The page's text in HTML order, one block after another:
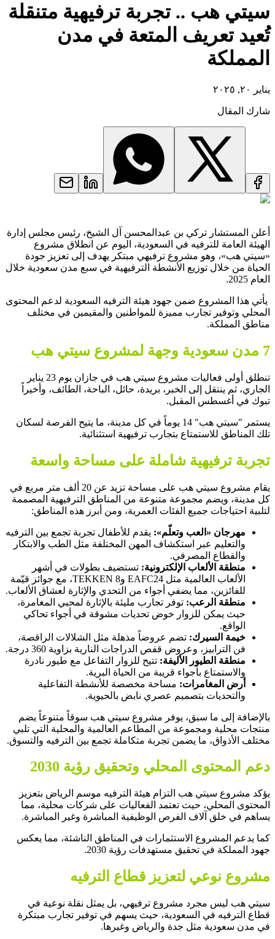
سيتي هب .. تجربة ترفيهية متنقلة
تُعيد تعريف المتعة في مدن
المملكة
يناير ٢٠, ٢٠٢٥
شارك المقال
أعلن المستشار تركي بن عبدالمحسن آل الشيخ، رئيس مجلس إدارة
الهيئة العامة للترفيه في السعودية، اليوم عن انطلاق مشروع
«سيتي هب»، وهو مشروع ترفيهي مبتكر يهدف إلى تعزيز جودة
الحياة من خلال توزيع الأنشطة الترفيهية في سبع مدن سعودية خلال
العام 2025.
يأتي هذا المشروع ضمن جهود هيئة الترفيه السعودية لدعم المحتوى
المحلي وتوفير تجارب مميزة للمواطنين والمقيمين في مختلف
مناطق المملكة.
7 مدن سعودية وجهة لمشروع سيتي هب
تنطلق أولى فعاليات مشروع سيتي هب في جازان يوم 23 يناير
الجاري، ثم ينتقل إلى الخبر، بريدة، حائل، الباحة، الطائف، وأخيراً
تبوك في أغسطس المقبل.
يستمر "سيتي هب" 14 يوماً في كل مدينة، ما يتيح الفرصة لسكان
تلك المناطق للاستمتاع بتجارب ترفيهية استثنائية.
تجربة ترفيهية شاملة على مساحة واسعة
يقام مشروع سيتي هب على مساحة تزيد عن 20 ألف متر مربع في
كل مدينة، ويضم مجموعة متنوعة من المناطق الترفيهية المصممة
لتلبية احتياجات جميع الفئات العمرية، ومن أبرز هذه المناطق:
مهرجان «العب وتعلّم»:يقدم للأطفال تجربة تجمع بين الترفيه
والتعليم عبر استكشاف المهن المختلفة مثل الطب والابتكار
والقطاع المصرفي.
منطقة الألعاب الإلكترونية:تستضيف بطولات في أشهر
الألعاب العالمية مثل EAFC24 وTEKKEN 8، مع جوائز قيّمة
للفائزين، مما يضفي أجواء من التحدي والإثارة لعشاق الألعاب.
منطقة الرعب:توفر تجارب مليئة بالإثارة لمحبي المغامرة،
حيث يمكن للزوار خوض تحديات مشوقة في أجواء تحاكي
الواقع.
خيمة السيرك:تضم عروضاً مذهلة مثل الشلالات الراقصة،
فن الترابيز، وعروض قفص الدراجات النارية بزاوية 360 درجة.
منطقة الطيور الأليفة:تتيح للزوار التفاعل مع طيور نادرة
والاستمتاع بأجواء قريبة من الحياة البرية.
أرض المغامرات:مساحة مخصصة للأنشطة التفاعلية
والتحديات بتصميم عصري نابض بالحيوية.
بالإضافة إلى ما سبق، يوفر مشروع سيتي هب سوقاً متنوعاً يضم
منتجات محلية ومجموعة من المطاعم العالمية والمحلية التي تلبي
مختلف الأذواق، ما يضمن تجربة متكاملة تجمع بين الترفيه والتسوق.
دعم المحتوى المحلي وتحقيق رؤية 2030
يؤكد مشروع سيتي هب التزام هيئة الترفيه موسم الرياض بتعزيز
المحتوى المحلي، حيث تعتمد الفعاليات على شركات محلية، مما
يساهم في خلق آلاف الفرص الوظيفية المباشرة وغير المباشرة.
كما يدعم المشروع الاستثمارات في المناطق الناشئة، مما يعكس
جهود المملكة في تحقيق مستهدفات رؤية 2030.
مشروع نوعي لتعزيز قطاع الترفيه
سيتي هب ليس مجرد مشروع ترفيهي، بل يمثل نقلة نوعية في
قطاع الترفيه في السعودية، حيث يسهم في توفير تجارب مبتكرة
في مدن سعودية مثل جدة والرياض وغيرها.